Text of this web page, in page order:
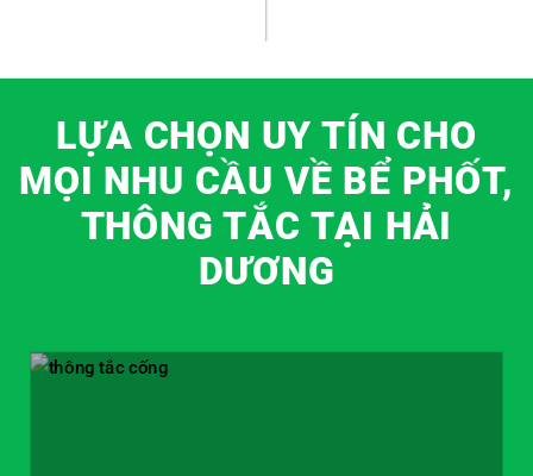
LỰA CHỌN UY TÍN CHO
MỌI NHU CẦU VỀ BỂ PHỐT,
THÔNG TẮC TẠI HẢI
DƯƠNG